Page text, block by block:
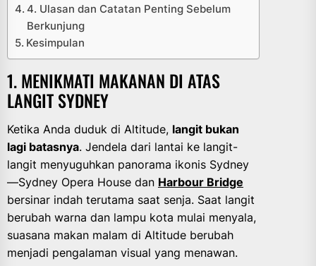
4. Ulasan dan Catatan Penting Sebelum
Berkunjung
Kesimpulan
1. MENIKMATI MAKANAN DI ATAS
LANGIT SYDNEY
Ketika Anda duduk di Altitude, langit bukan
lagi batasnya. Jendela dari lantai ke langit-
langit menyuguhkan panorama ikonis Sydney
—Sydney Opera House dan Harbour Bridge
bersinar indah terutama saat senja. Saat langit
berubah warna dan lampu kota mulai menyala,
suasana makan malam di Altitude berubah
menjadi pengalaman visual yang menawan.